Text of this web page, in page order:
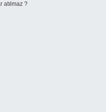
atılmaz ?